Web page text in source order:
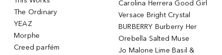
The Ordinary
YEAZ
Morphe
Creed parfém
Carolina Herrera Good Girl
Versace Bright Crystal
BURBERRY Burberry Her
Orebella Salted Muse
Jo Malone Lime Basil &